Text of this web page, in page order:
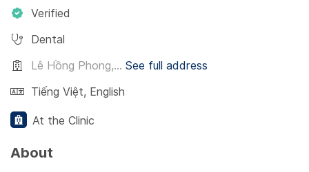
Verified
Dental
Lê Hồng Phong,... See full address
Tiếng Việt, English
At the Clinic
About